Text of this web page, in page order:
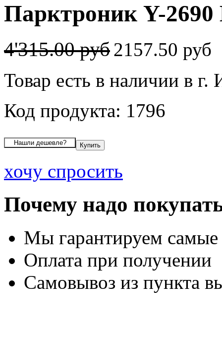
Парктроник Y-
4'315.00 руб2157.50 руб
Товар есть в наличии в г.
Код продукта: 1796
хочу спросить
Почему надо
Мы гарантируем
Оплата при получении
Самовывоз из пункта